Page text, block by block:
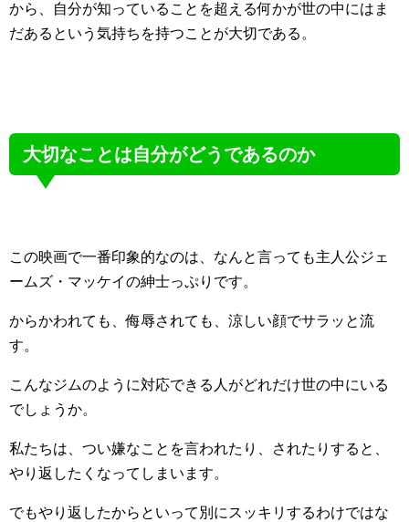
から、自分が知っていることを超える何かが世の中にはま
だあるという気持ちを持つことが大切である。
大切なことは自分がどうであるのか
この映画で一番印象的なのは、なんと言っても主人公ジェ
ームズ・マッケイの紳士っぷりです。
からかわれても、侮辱されても、涼しい顔でサラッと流
す。
こんなジムのように対応できる人がどれだけ世の中にいる
でしょうか。
私たちは、つい嫌なことを言われたり、されたりすると、
やり返したくなってしまいます。
でもやり返したからといって別にスッキリするわけではな